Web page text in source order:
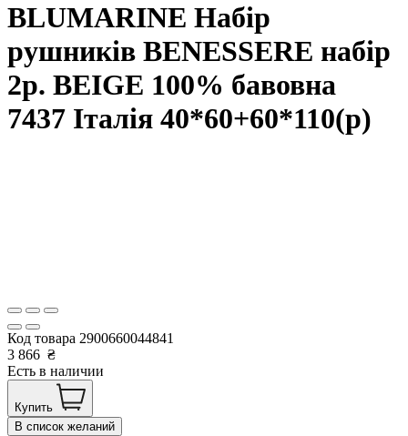
BLUMARINE Набір
рушників BENESSERE набір
2р. BEIGE 100% бавовна
7437 Італія 40*60+60*110(р)
Код товара 2900660044841
3 866 ₴
Есть в наличии
Купить
В список желаний